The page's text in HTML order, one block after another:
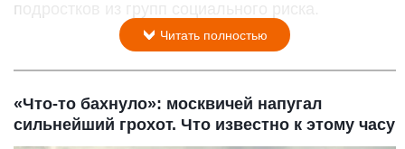
подростков из групп социального риска.
Читать полностью
«Что-то бахнуло»: москвичей напугал
сильнейший грохот. Что известно к этому часу